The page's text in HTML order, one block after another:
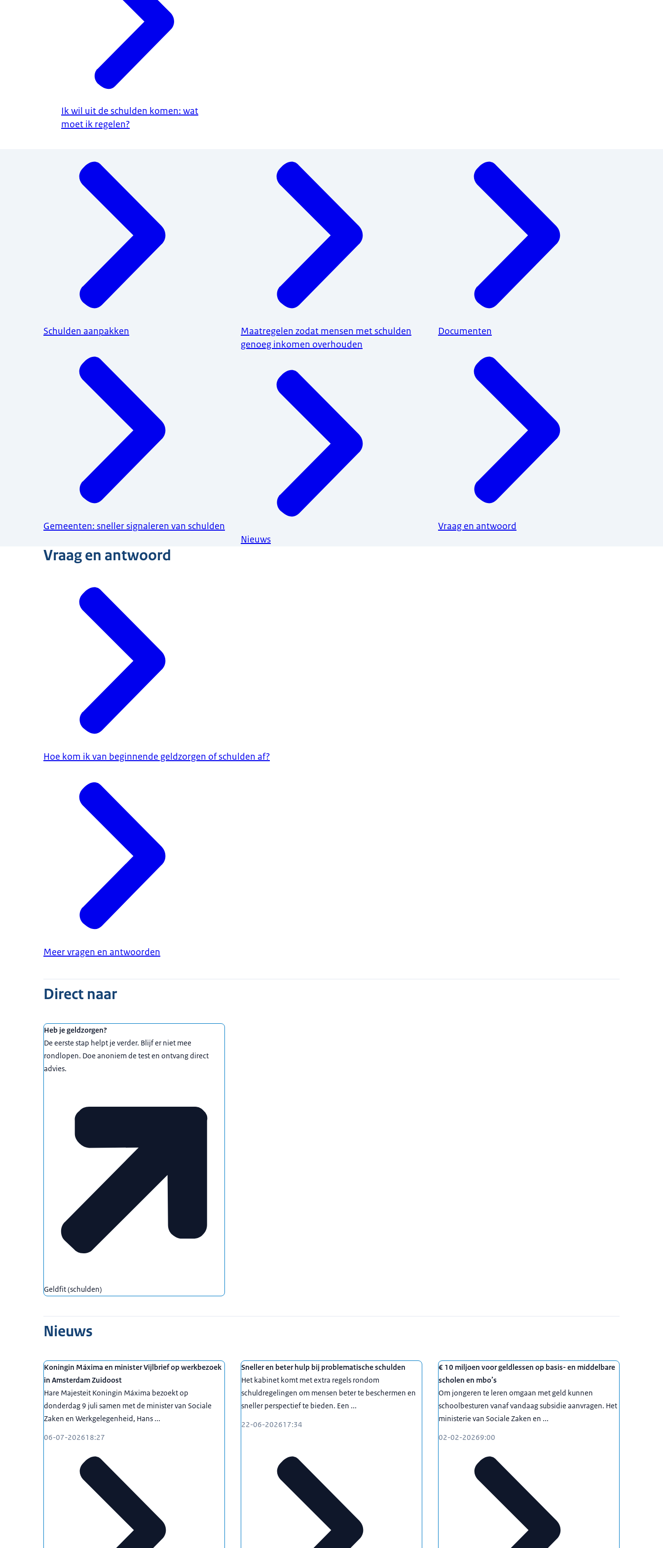
Ik wil uit de schulden komen: wat
moet ik regelen?
Schulden aanpakken
Gemeenten: sneller signaleren van schulden
Maatregelen zodat mensen met schulden
genoeg inkomen overhouden
Nieuws
Documenten
Vraag en antwoord
Vraag en antwoord
Hoe kom ik van beginnende geldzorgen of schulden af?
Meer vragen en antwoorden
Direct naar
Heb je geldzorgen?
De eerste stap helpt je verder. Blijf er niet mee
rondlopen. Doe anoniem de test en ontvang direct
advies.
Geldfit (schulden)
Nieuws
Koningin Máxima en minister Vijlbrief op werkbezoek
in Amsterdam Zuidoost
Hare Majesteit Koningin Máxima bezoekt op
donderdag 9 juli samen met de minister van Sociale
Zaken en Werkgelegenheid, Hans ...
06-07-202618:27
Sneller en beter hulp bij problematische schulden
Het kabinet komt met extra regels rondom
schuldregelingen om mensen beter te beschermen en
sneller perspectief te bieden. Een ...
22-06-202617:34
€ 10 miljoen voor geldlessen op basis- en middelbare
scholen en mbo’s
Om jongeren te leren omgaan met geld kunnen
schoolbesturen vanaf vandaag subsidie aanvragen. Het
ministerie van Sociale Zaken en ...
02-02-20269:00